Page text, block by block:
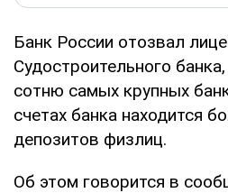
Банк России отозвал
Судостроительного
сотню самых крупных
счетах банка находится
депозитов физлиц.
Об этом говорится в